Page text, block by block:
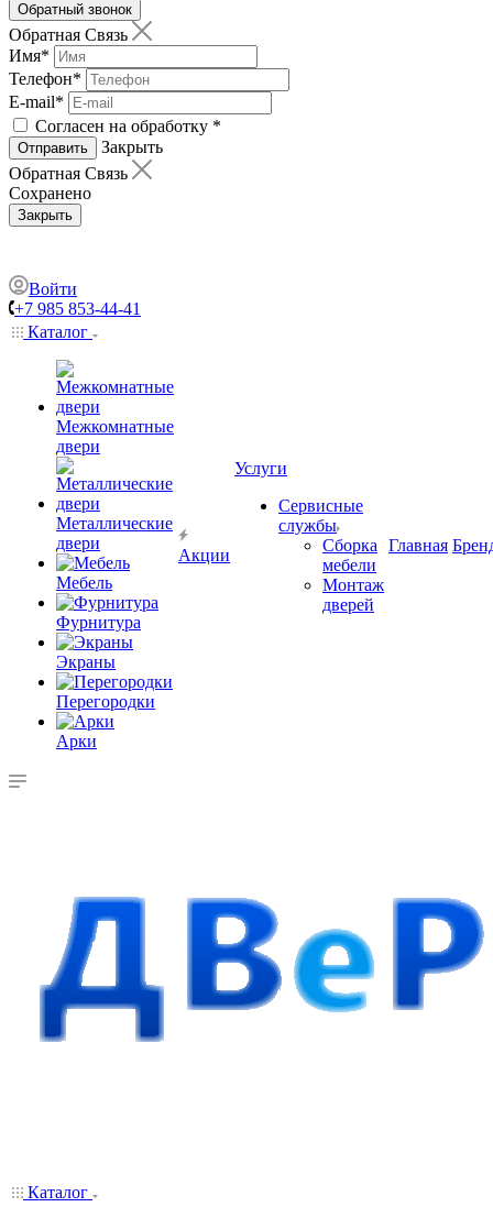
Обратный звонок
Обратная Связь
Имя*
Телефон*
E-mail*
Согласен на обработку *
Отправить
Закрыть
Обратная Связь
Сохранено
Закрыть
Войти
+7 985 853-44-41
Каталог
Межкомнатные
двери
Металлические
двери
Мебель
Фурнитура
Экраны
Перегородки
Арки
Акции
Услуги
Сервисные
службы
Сборка
мебели
Монтаж
дверей
Главная
Каталог